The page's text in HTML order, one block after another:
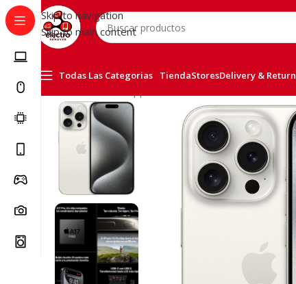
Skip to navigation
Skip to main content
Todas Las Categorias TiendaStoresDelivery & Return